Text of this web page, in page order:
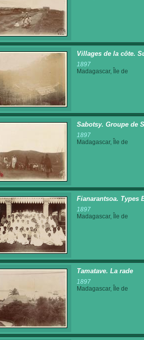
Villages de la côte.
1897
Madagascar, Île de
Sabotsy. Groupe de
1897
Madagascar, Île de
Fianarantsoa. Types
1897
Madagascar, Île de
Tamatave. La rade
1897
Madagascar, Île de